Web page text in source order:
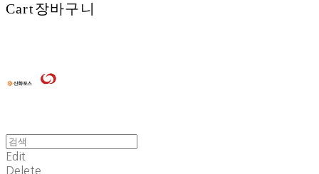
Cart장바구니
Edit
Delete